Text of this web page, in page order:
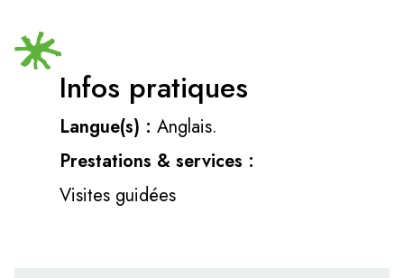
Infos pratiques
Langue(s) : Anglais.
Prestations & services :
Visites guidées